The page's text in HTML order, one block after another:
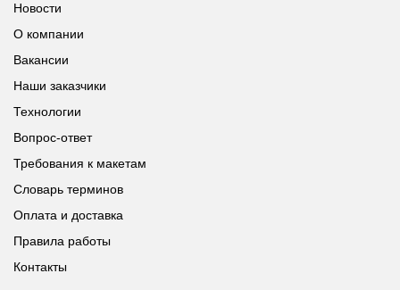
Новости
О компании
Вакансии
Наши заказчики
Технологии
Вопрос-ответ
Требования к макетам
Словарь терминов
Оплата и доставка
Правила работы
Контакты